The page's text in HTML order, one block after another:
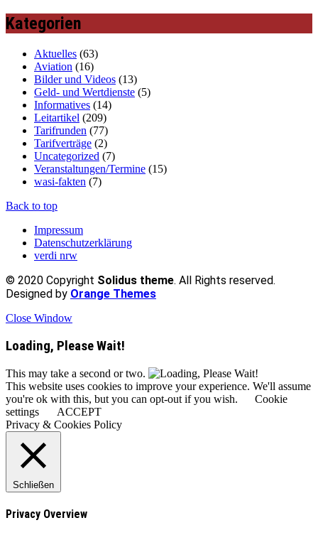
Kategorien
Aktuelles (63)
Aviation (16)
Bilder und Videos (13)
Geld- und Wertdienste (5)
Informatives (14)
Leitartikel (209)
Tarifrunden (77)
Tarifverträge (2)
Uncategorized (7)
Veranstaltungen/Termine (15)
wasi-fakten (7)
Back to top
Impressum
Datenschutzerklärung
verdi nrw
© 2020 Copyright Solidus theme. All Rights reserved.
Designed by Orange Themes
Close Window
Loading, Please Wait!
This may take a second or two.
This website uses cookies to improve your experience. We'll assume
you're ok with this, but you can opt-out if you wish.
Cookie
settings
ACCEPT
Privacy & Cookies Policy
Schließen
Privacy Overview